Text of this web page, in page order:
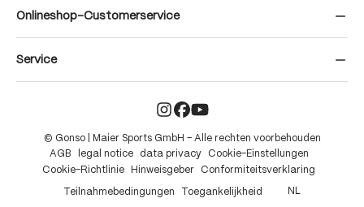
Onlineshop-Customerservice
Service
© Gonso | Maier Sports GmbH – Alle rechten voorbehouden
AGB
legal notice data privacy
Cookie-Einstellungen
Cookie-Richtlinie
Hinweisgeber Conformiteitsverklaring
Teilnahmebedingungen Toegankelijkheid NL